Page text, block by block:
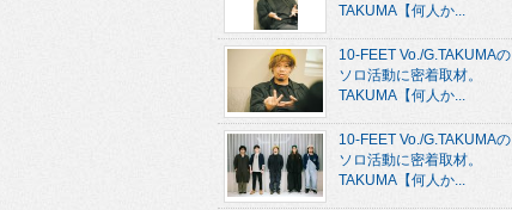
TAKUMA【何人か...
10-FEET Vo./G.TAKUMAの
ソロ活動に密着取材。
TAKUMA【何人か...
10-FEET Vo./G.TAKUMAの
ソロ活動に密着取材。
TAKUMA【何人か...